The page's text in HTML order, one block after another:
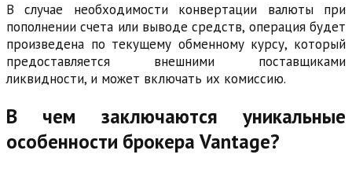
В случае необходимости конвертации валюты при
пополнении счета или выводе средств, операция будет
произведена по текущему обменному курсу, который
предоставляется внешними поставщиками
ликвидности, и может включать их комиссию.
В чем заключаются уникальные
особенности брокера Vantage?